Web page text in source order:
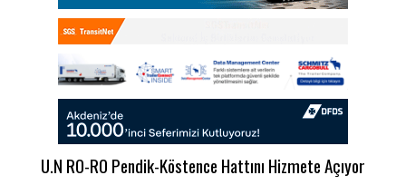
U.N RO-RO Pendik-Köstence Hattını Hizmete Açıyor